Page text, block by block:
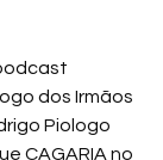
dos Irmãos
Piologo
CAGARIA no